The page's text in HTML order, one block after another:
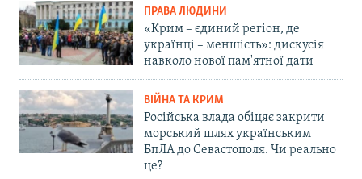
ПРАВА ЛЮДИНИ
«Крим – єдиний регіон, де
українці – меншість»: дискусія
навколо нової пам'ятної дати
ВІЙНА ТА КРИМ
Російська влада обіцяє закрити
морський шлях українським
БпЛА до Севастополя. Чи реально
це?